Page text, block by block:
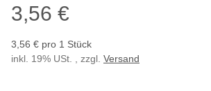
3,56 €
3,56 € pro 1 Stück
inkl. 19% USt. , zzgl. Versand